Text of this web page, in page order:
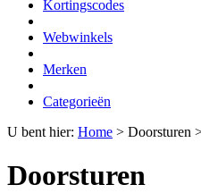
Kortingscodes
Webwinkels
Merken
Categorieën
U bent hier: Home > Doorsturen
Doorsturen